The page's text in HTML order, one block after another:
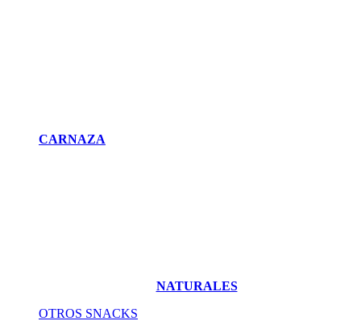
CARNAZA
NATURALES
OTROS SNACKS